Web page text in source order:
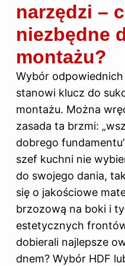
narzędzi –
niezbędne
montażu?
Wybór odpowiednich
stanowi klucz do
montażu. Można
zasada ta brzmi:
dobrego
szef kuchni nie
do swojego dania,
się o jakościowe
brzozową na boki i
estetycznych
dobierali najlepsze
dnem? Wybór HDF